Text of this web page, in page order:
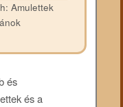
Amulettek
és
és a